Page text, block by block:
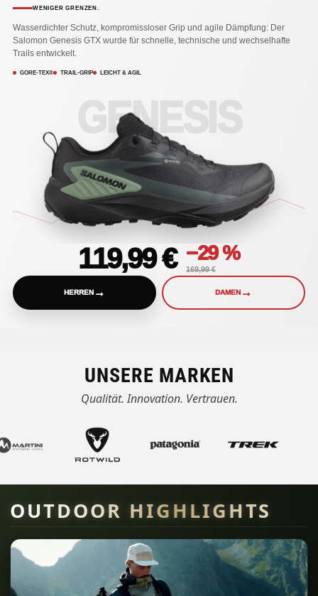
WENIGER GRENZEN.
Wasserdichter Schutz, kompromissloser Grip und agile Dämpfung: Der
Salomon Genesis GTX wurde für schnelle, technische und wechselhafte
Trails entwickelt.
GORE-TEX® TRAIL-GRIP LEICHT & AGIL
GENESIS
119,99 € −29 %
169,99 €
HERREN → DAMEN →
UNSERE MARKEN
Qualität. Innovation. Vertrauen.
OUTDOOR HIGHLIGHTS